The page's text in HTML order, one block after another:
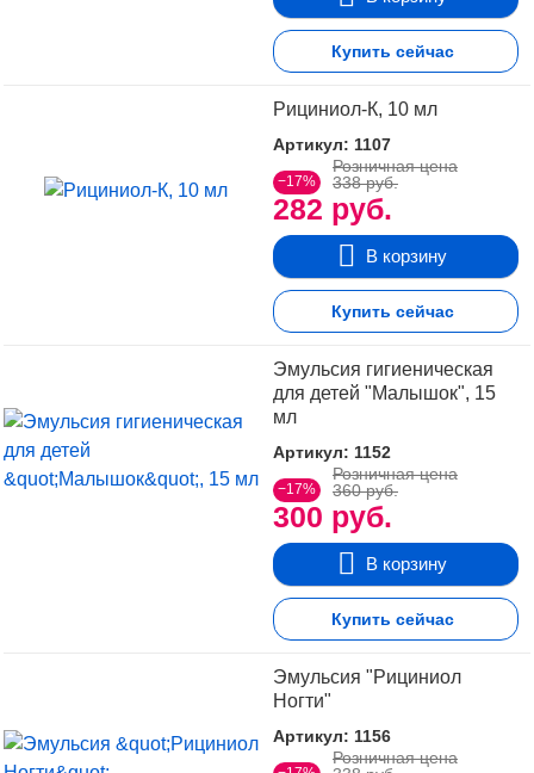
Купить сейчас
Рициниол-К, 10 мл
Артикул: 1107
−17%
282 руб.
Розничная цена
338 руб.
В корзину
Купить сейчас
Эмульсия гигиеническая
для детей "Малышок", 15
мл
Артикул: 1152
−17%
300 руб.
Розничная цена
360 руб.
В корзину
Купить сейчас
Эмульсия "Рициниол
Ногти"
Артикул: 1156
Розничная цена